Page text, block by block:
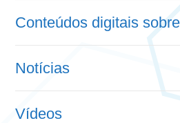
Conteúdos digitais
Notícias
Vídeos